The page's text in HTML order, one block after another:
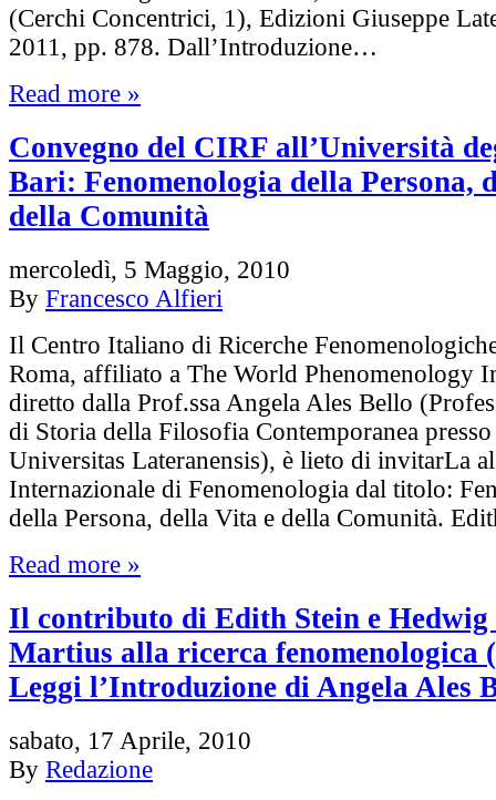
(Cerchi Concentrici, 1), Edizioni Giuseppe
2011, pp. 878. Dall’Introduzione…
Read more »
Convegno del CIRF all’Università
Bari: Fenomenologia della Persona,
della Comunità
mercoledì, 5 Maggio, 2010
By Francesco Alfieri
Il Centro Italiano di Ricerche
Roma, affiliato a The World Phenomenology
diretto dalla Prof.ssa Angela Ales Bello
di Storia della Filosofia Contemporanea
Universitas Lateranensis), è lieto di invitarLa
Internazionale di Fenomenologia dal titolo:
della Persona, della Vita e della Comunità.
Read more »
Il contributo di Edith Stein e
Martius alla ricerca fenomenologica
Leggi l’Introduzione di Angela Ales
sabato, 17 Aprile, 2010
By Redazione